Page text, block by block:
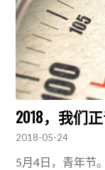
2018，我们正
2018-05-24
5月4日，青年节